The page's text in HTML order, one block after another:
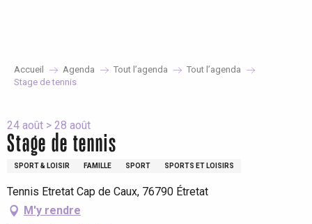
Accueil Agenda Tout l’agenda
Tout l’agenda
Stage de tennis
24 août > 28 août
Stage de tennis
SPORT & LOISIR FAMILLE SPORT SPORTS ET LOISIRS
Tennis Etretat Cap de Caux, 76790 Étretat
M'y rendre